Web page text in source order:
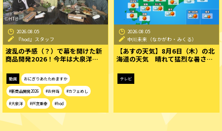
2026.08.05
『hod』スタッフ
波乱の予感（？）で幕を開けた新
商品開発2026！今年は大泉洋…
動画 おにぎりあたためますか
#新商品開発2026 #お弁当 #カフェめし
#大泉洋 #戸次重幸 #hod
2026.08.05
中川未来（なかがわ・みくる）
【あすの天気】8月6日（木）の北
海道の天気 晴れて猛烈な暑さ…
テレビ